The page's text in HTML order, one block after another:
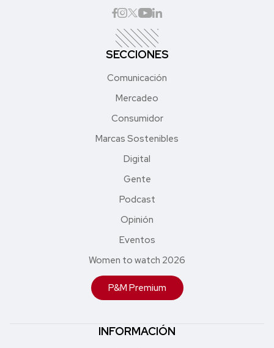
SECCIONES
Comunicación
Mercadeo
Consumidor
Marcas Sostenibles
Digital
Gente
Podcast
Opinión
Eventos
Women to watch 2026
P&M Premium
INFORMACIÓN